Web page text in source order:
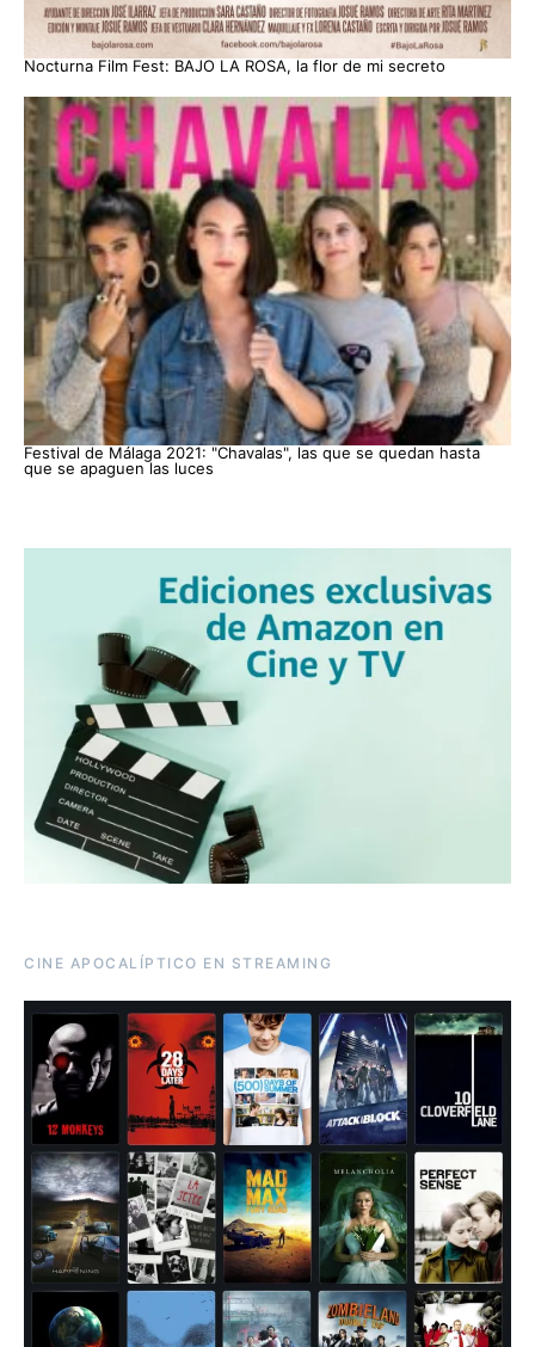
Nocturna Film Fest: BAJO LA ROSA, la flor de mi secreto
Festival de Málaga 2021: "Chavalas", las que se quedan hasta
que se apaguen las luces
CINE APOCALÍPTICO EN STREAMING